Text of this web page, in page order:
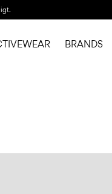
BRANDS